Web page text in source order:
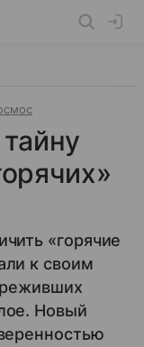
«горячие
к своим
Новый